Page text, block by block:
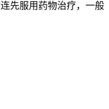
先服用药物治疗，一般